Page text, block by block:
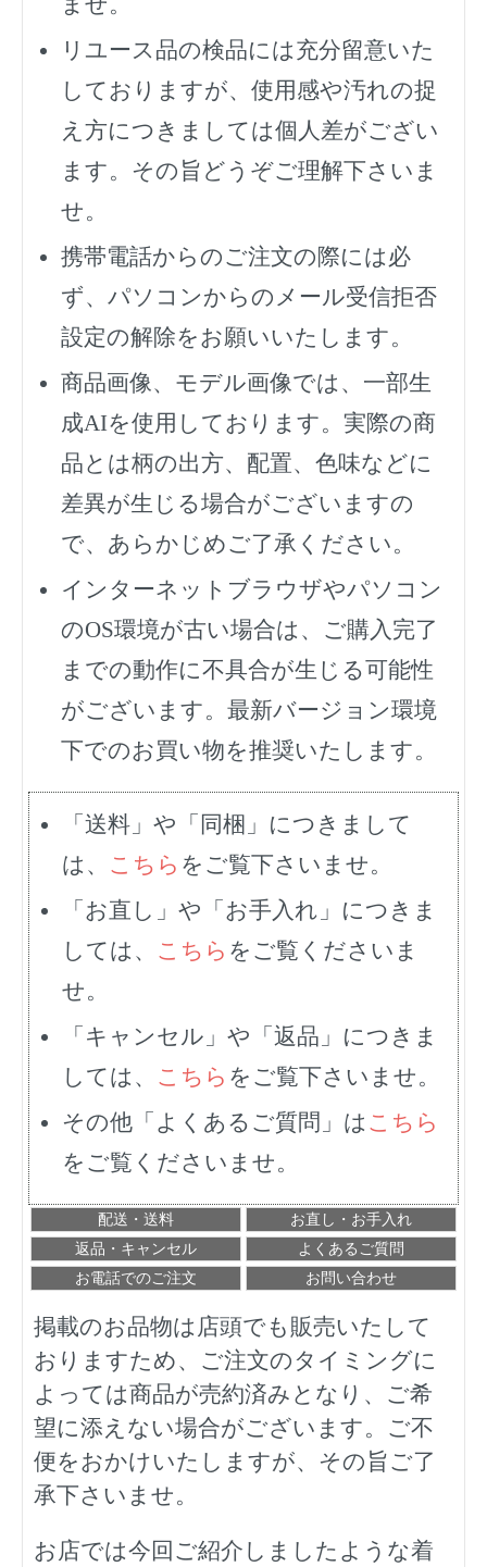
リユース品の検品には充分留意いた
しておりますが、使用感や汚れの捉
え方につきましては個人差がござい
ます。その旨どうぞご理解下さいま
せ。
携帯電話からのご注文の際には必
ず、 パソコンからのメール受信拒否
設定の解除をお願いいたします。
商品画像、モデル画像では、一部生
成AIを使用しております。実際の商
品とは柄の出方、配置、色味などに
差異が生じる場合がございますの
で、あらかじめご了承ください。
インターネットブラウザやパソコン
のOS環境が古い場合は、ご購入完了
までの動作に不具合が生じる可能性
がございます。最新バージョン環境
下でのお買い物を推奨いたします。
「送料」や「同梱」につきまして
は、 こちら をご覧下さいませ。
「お直し」や「お手入れ」につきま
しては、 こちら をご覧くださいま
せ。
「キャンセル」や「返品」につきま
しては、 こちら をご覧下さいませ。
その他「よくあるご質問」は こちら
をご覧くださいませ。
配送・送料
お直し・お手入れ
返品・キャンセル
よくあるご質問
お電話でのご注文
お問い合わせ
掲載のお品物は店頭でも販売いたして
おりますため、ご注文のタイミングに
よっては商品が売約済みとなり、ご希
望に添えない場合がございます。ご不
便をおかけいたしますが、その旨ご了
承下さいませ。
お店では今回ご紹介しましたような着